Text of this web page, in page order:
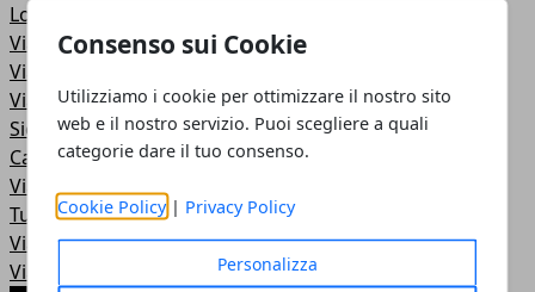
Consenso sui Cookie
Utilizziamo i cookie per ottimizzare il nostro sito
web e il nostro servizio. Puoi scegliere a quali
categorie dare il tuo consenso.
Cookie Policy | Privacy Policy
Personalizza
Low Cost
Viaggi avventura
Viaggi natura
Viaggi del Gusto
Sicurezza viaggio
Capitali Europee
Viaggi arte
Turismo sostenibile
Viaggi auto
Viaggi in moto